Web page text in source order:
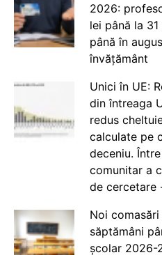
2026:
lei până la
până în
învățământ
Unici în UE:
din întreaga
redus
calculate pe
deceniu.
comunitar a
de cercetare
Noi
săptămâni
școlar 2026-